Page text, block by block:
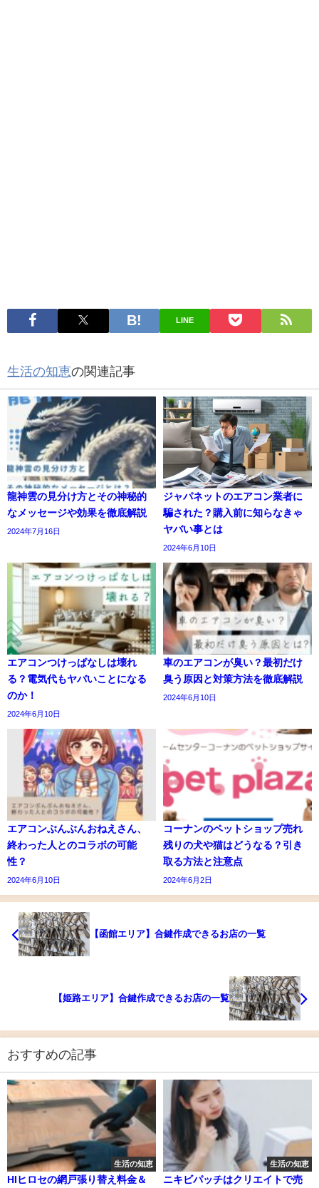
LINE
生活の知恵の関連記事
龍神雲の見分け方とその神秘的
なメッセージや効果を徹底解説
2024年7月16日
ジャパネットのエアコン業者に
騙された？購入前に知らなきゃ
ヤバい事とは
2024年6月10日
エアコンつけっぱなしは壊れ
る？電気代もヤバいことになる
のか！
2024年6月10日
車のエアコンが臭い？最初だけ
臭う原因と対策方法を徹底解説
2024年6月10日
エアコンぶんぶんおねえさん、
終わった人とのコラボの可能
性？
2024年6月10日
コーナンのペットショップ売れ
残りの犬や猫はどうなる？引き
取る方法と注意点
2024年6月2日
【函館エリア】合鍵作成できるお店の一覧
【姫路エリア】合鍵作成できるお店の一覧
おすすめの記事
生活の知恵
HIヒロセの網戸張り替え料金＆
生活の知恵
ニキビパッチはクリエイトで売